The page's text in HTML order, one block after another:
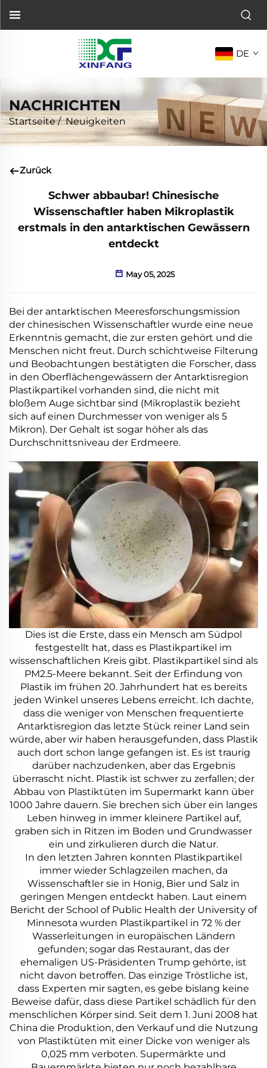
DE
NACHRICHTEN
Startseite/Neuigkeiten
Zurück
Schwer abbaubar! Chinesische
Wissenschaftler haben Mikroplastik
erstmals in den antarktischen Gewässern
entdeckt
May 05, 2025
Bei der antarktischen Meeresforschungsmission
der chinesischen Wissenschaftler wurde eine neue
Erkenntnis gemacht, die zur ersten gehört und die
Menschen nicht freut. Durch schichtweise Filterung
und Beobachtungen bestätigten die Forscher, dass
in den Oberflächengewässern der Antarktisregion
Plastikpartikel vorhanden sind, die nicht mit
bloßem Auge sichtbar sind (Mikroplastik bezieht
sich auf einen Durchmesser von weniger als 5
Mikron). Der Gehalt ist sogar höher als das
Durchschnittsniveau der Erdmeere.
Dies ist die Erste, dass ein Mensch am Südpol
festgestellt hat, dass es Plastikpartikel im
wissenschaftlichen Kreis gibt. Plastikpartikel sind als
PM2.5-Meere bekannt. Seit der Erfindung von
Plastik im frühen 20. Jahrhundert hat es bereits
jeden Winkel unseres Lebens erreicht. Ich dachte,
dass die weniger von Menschen frequentierte
Antarktisregion das letzte Stück reiner Land sein
würde, aber wir haben herausgefunden, dass Plastik
auch dort schon lange gefangen ist. Es ist traurig
darüber nachzudenken, aber das Ergebnis
überrascht nicht. Plastik ist schwer zu zerfallen; der
Abbau von Plastiktüten im Supermarkt kann über
1000 Jahre dauern. Sie brechen sich über ein langes
Leben hinweg in immer kleinere Partikel auf,
graben sich in Ritzen im Boden und Grundwasser
ein und zirkulieren durch die Natur.
In den letzten Jahren konnten Plastikpartikel
immer wieder Schlagzeilen machen, da
Wissenschaftler sie in Honig, Bier und Salz in
geringen Mengen entdeckt haben. Laut einem
Bericht der School of Public Health der University of
Minnesota wurden Plastikpartikel in 72 % der
Wasserleitungen in europäischen Ländern
gefunden; sogar das Restaurant, das der
ehemaligen US-Präsidenten Trump gehörte, ist
nicht davon betroffen. Das einzige Tröstliche ist,
dass Experten mir sagten, es gebe bislang keine
Beweise dafür, dass diese Partikel schädlich für den
menschlichen Körper sind. Seit dem 1. Juni 2008 hat
China die Produktion, den Verkauf und die Nutzung
von Plastiktüten mit einer Dicke von weniger als
0,025 mm verboten. Supermärkte und